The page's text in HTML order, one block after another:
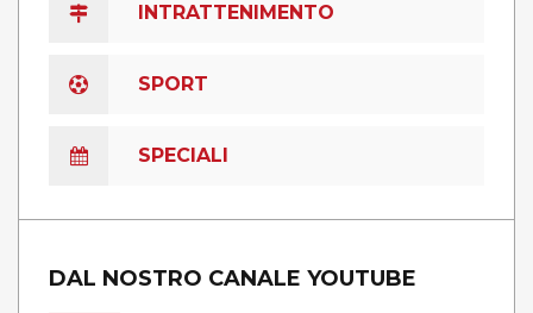
INTRATTENIMENTO
SPORT
SPECIALI
DAL NOSTRO CANALE YOUTUBE